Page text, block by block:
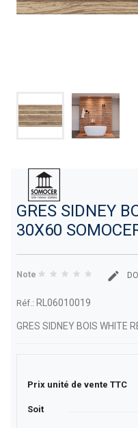
GRES SIDNEY
30X60
Note
Réf.: RL06010019
GRES SIDNEY BOIS WHITE
Prix unité de vente TTC
Soit